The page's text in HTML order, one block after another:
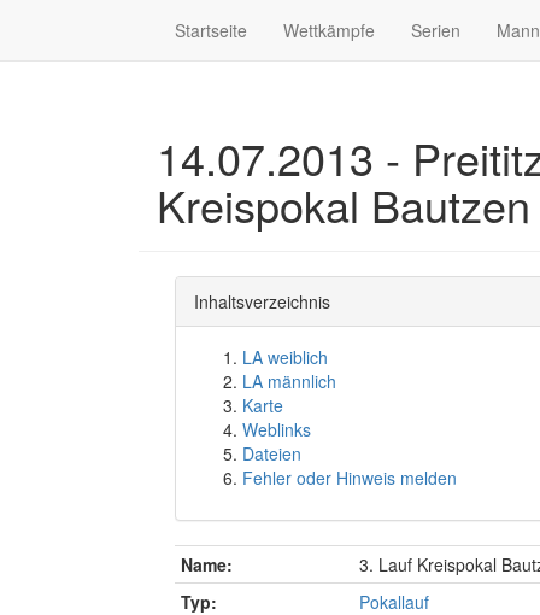
Startseite Wettkämpfe Serien
14.07.2013 -
Kreispokal
Inhaltsverzeichnis
LA weiblich
LA männlich
Karte
Weblinks
Dateien
Fehler oder Hinweis melden
Name:
3. Lauf Kreispokal
Typ:
Pokallauf